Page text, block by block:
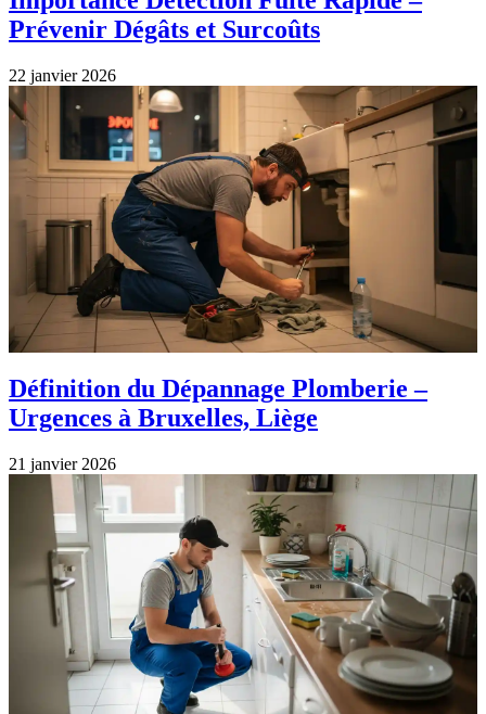
Prévenir Dégâts et Surcoûts
22 janvier 2026
Définition du Dépannage Plomberie –
Urgences à Bruxelles, Liège
21 janvier 2026